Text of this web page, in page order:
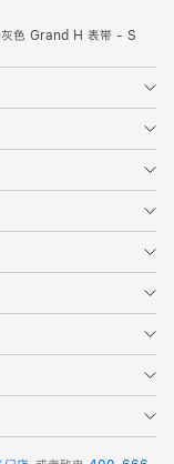
色 Grand H 表带 - S